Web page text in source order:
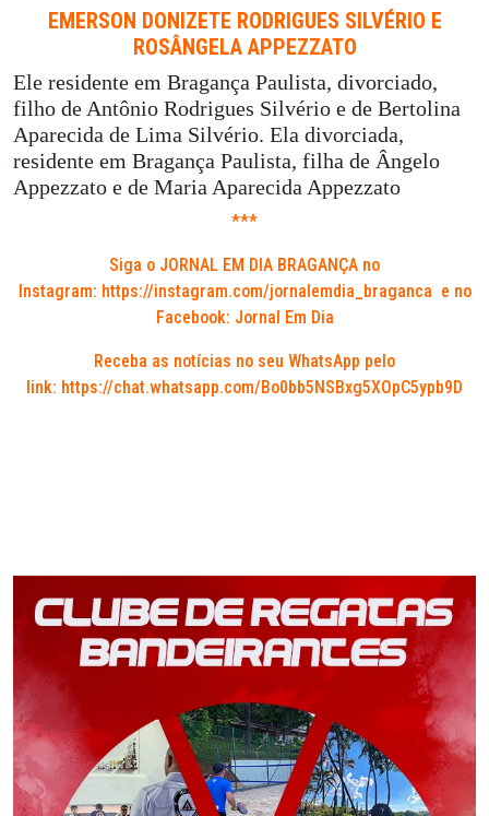
EMERSON DONIZETE RODRIGUES SILVÉRIO E
ROSÂNGELA APPEZZATO
Ele residente em Bragança Paulista, divorciado,
filho de Antônio Rodrigues Silvério e de Bertolina
Aparecida de Lima Silvério. Ela divorciada,
residente em Bragança Paulista, filha de Ângelo
Appezzato e de Maria Aparecida Appezzato
***
Siga o JORNAL EM DIA BRAGANÇA no
Instagram: https://instagram.com/jornalemdia_braganca e no
Facebook: Jornal Em Dia
Receba as notícias no seu WhatsApp pelo
link: https://chat.whatsapp.com/Bo0bb5NSBxg5XOpC5ypb9D